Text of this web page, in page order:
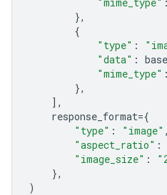
},
{
"type" :
"data" :
"mime_type" :
},
],
response_format={
"type" : "image" ,
"aspect_ratio" :
"image_size" :
},
)